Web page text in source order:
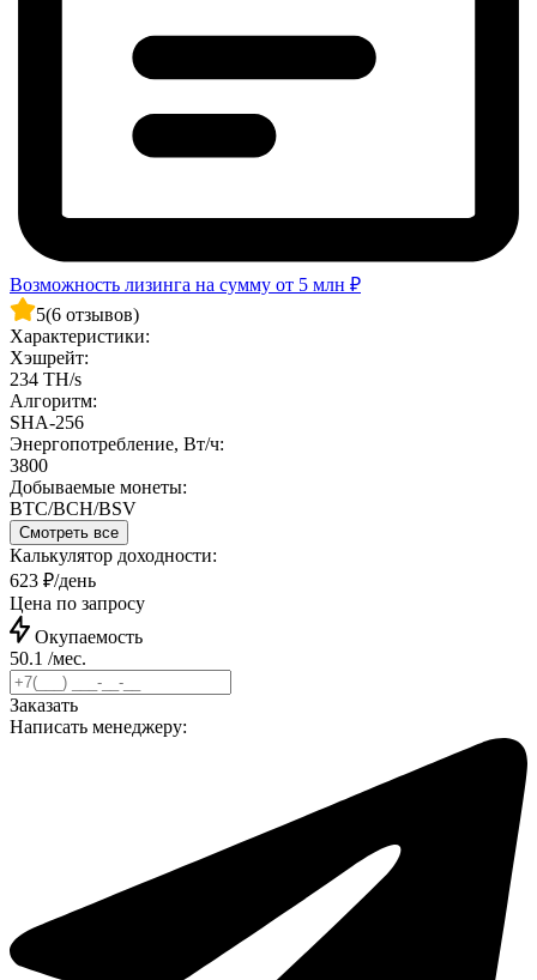
Возможность лизинга на сумму от 5 млн ₽
5(6 отзывов)
Характеристики:
Хэшрейт:
234 TH/s
Алгоритм:
SHA-256
Энергопотребление, Вт/ч:
3800
Добываемые монеты:
BTC/BCH/BSV
Смотреть все
Калькулятор доходности:
623 ₽/день
Цена по запросу
Окупаемость
50.1 /мес.
Заказать
Написать менеджеру: